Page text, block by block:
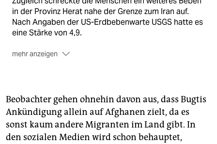
in der Provinz Herat nahe der Grenze zum Iran auf.
Nach Angaben der US-Erdbebenwarte USGS hatte es
eine Stärke von 4,9.
mehr anzeigen
betroffenen Regionen. „Ihre Freiheit war bereits
vorher erheblich eingeschränkt und sie haben daher
nur einen erschwerten Zugang zu wichtigen
lebensrettenden Diensten“, sagte Reshma Azmi,
Vizechefin von Care Afghanistan.
Beobachter gehen ohnehin davon aus, dass Bugtis
Ankündigung allein auf Afghanen zielt, da es
sonst kaum andere Migranten im Land gibt. In
den sozialen Medien wird schon behauptet,